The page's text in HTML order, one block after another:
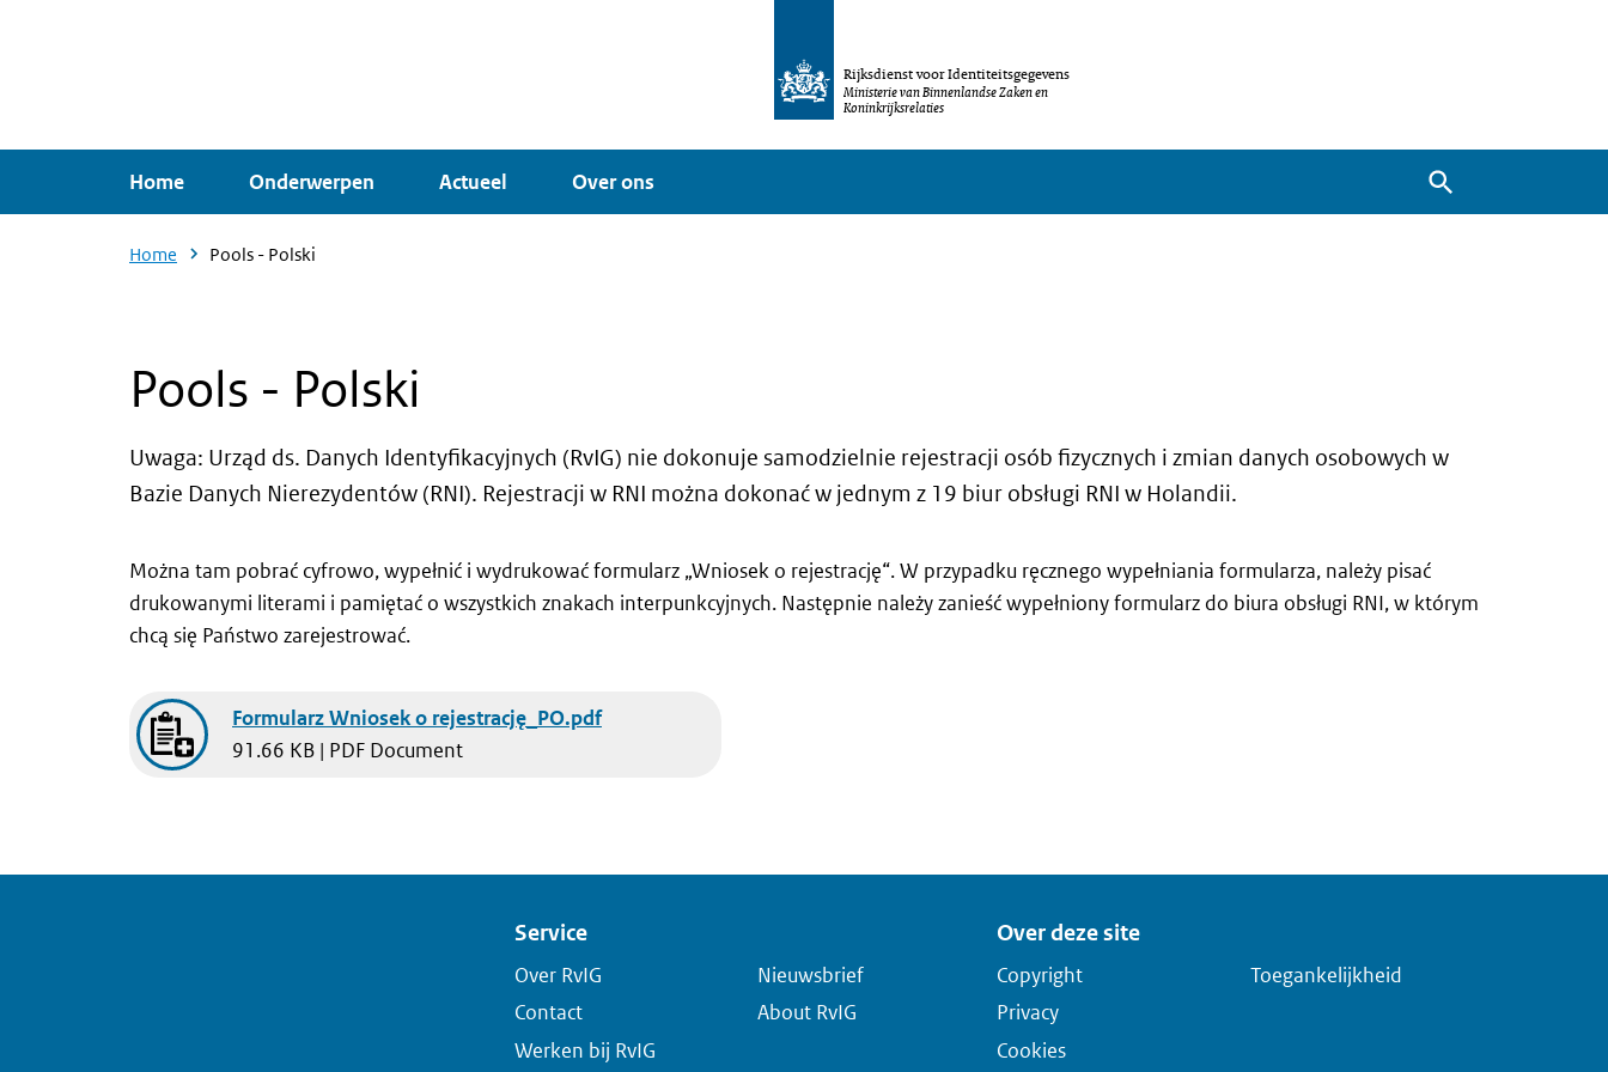
de
gaan
Rijksdienst voor Identiteitsgegevens
Ministerie van Binnenlandse Zaken en
Koninkrijksrelaties
Home Onderwerpen Actueel Over ons
Zoeken
Home Pools - Polski
Pools - Polski
Uwaga: Urząd ds. Danych Identyfikacyjnych (RvIG) nie dokonuje samodzielnie rejestracji osób fizycznych i zmian danych osobowych w
Bazie Danych Nierezydentów (RNI). Rejestracji w RNI można dokonać w jednym z 19 biur obsługi RNI w Holandii.
Można tam pobrać cyfrowo, wypełnić i wydrukować formularz „Wniosek o rejestrację“. W przypadku ręcznego wypełniania formularza, należy pisać
drukowanymi literami i pamiętać o wszystkich znakach interpunkcyjnych. Następnie należy zanieść wypełniony formularz do biura obsługi RNI, w którym
chcą się Państwo zarejestrować.
Document
Formularz Wniosek o rejestrację_PO.pdf
91.66 KB | PDF Document
Service
Over RvIG
Contact
Werken bij RvIG
Nieuwsbrief
About RvIG
Over deze site
Copyright
Privacy
Cookies
Toegankelijkheid